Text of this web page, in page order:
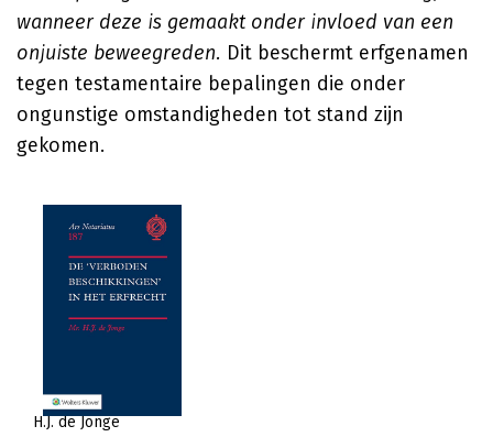
wanneer deze is gemaakt onder invloed van een
onjuiste beweegreden. Dit beschermt erfgenamen
tegen testamentaire bepalingen die onder
ongunstige omstandigheden tot stand zijn
gekomen.
H.J. de Jonge